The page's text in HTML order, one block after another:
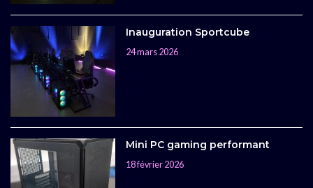
Inauguration Sportcube
24 mars 2026
Mini PC gaming performant
18 février 2026